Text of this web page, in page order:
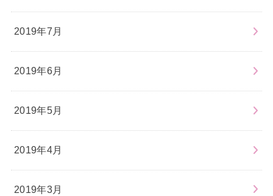
2019年7月
2019年6月
2019年5月
2019年4月
2019年3月